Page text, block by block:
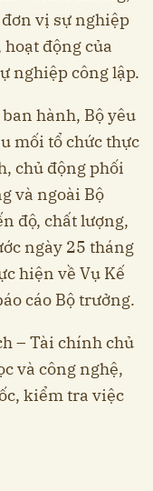
vị sự nghiệp
động của
nghiệp công lập.
hành, Bộ yêu
mối tổ chức thực
chủ động phối
và ngoài Bộ
độ, chất lượng,
ngày 25 tháng
hiện về Vụ Kế
cáo Bộ trưởng.
– Tài chính chủ
và công nghệ,
kiểm tra việc